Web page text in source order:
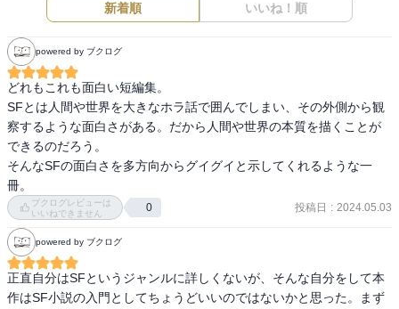
新着順 いいね！順
powered by ブクログ
どれもこれも面白い短編集。
SFとは人間や世界を大きなホラ話で囲んでしまい、その外側から観
察するような面白さがある。だから人間や世界の本質を描くことが
できるのだろう。
そんなSFの面白さを多方向からグイグイと示してくれるような一
冊。
ブクログレビューは
いいねできません
0 投稿日 : 2024.05.03
powered by ブクログ
正直自分はSFというジャンルに詳しくないが、そんな自分をして本
作はSF小説の入門としてちょうどいいのではないかと思った。まず